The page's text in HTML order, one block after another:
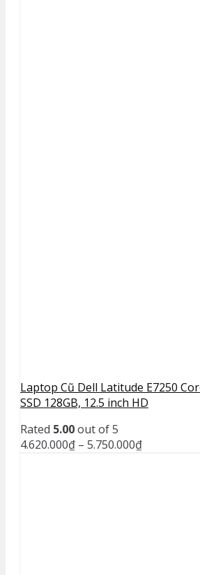
Laptop Cũ Dell Latitude E7250
SSD 128GB, 12.5 inch HD
Rated 5.00out of 5
4.620.000₫ – 5.750.000₫